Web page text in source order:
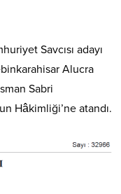
Savcısı adayı
Alucra
Sabri
Hâkimliği’ne atandı.